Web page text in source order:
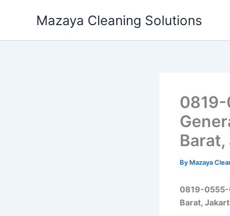
Mazaya Cleaning Solutions
0819-
By Mazaya
0819-0555-
Barat,